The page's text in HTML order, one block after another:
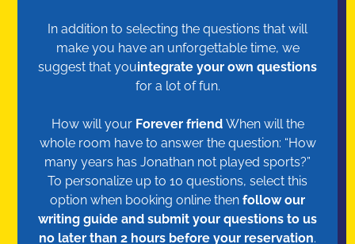
In addition to selecting the questions that will
make you have an unforgettable time, we
suggest that youintegrate your own questions
for a lot of fun.
How will your Forever friend When will the
whole room have to answer the question: “How
many years has Jonathan not played sports?”
To personalize up to 10 questions, select this
option when booking online then follow our
writing guide and submit your questions to us
no later than 2 hours before your reservation.